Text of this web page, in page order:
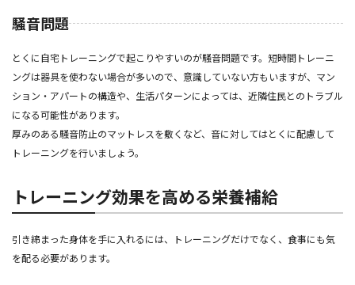
騒音問題
とくに自宅トレーニングで起こりやすいのが騒音問題です。短時間トレーニ
ングは器具を使わない場合が多いので、意識していない方もいますが、マン
ション・アパートの構造や、生活パターンによっては、近隣住民とのトラブル
になる可能性があります。
厚みのある騒音防止のマットレスを敷くなど、音に対してはとくに配慮して
トレーニングを行いましょう。
トレーニング効果を高める栄養補給
引き締まった身体を手に入れるには、トレーニングだけでなく、食事にも気
を配る必要があります。